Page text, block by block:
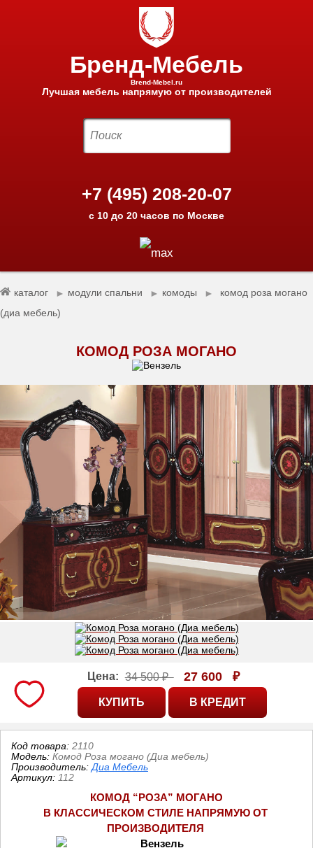
Бренд-Мебель
Brend-Mebel.ru
Лучшая мебель напрямую от производителей
+7 (495) 208-20-07
с 10 до 20 часов по Москве
каталог ► модули спальни ► комоды ►
комод роза могано
(диа мебель)
КОМОД РОЗА МОГАНО
Цена: 34 500 ₽ 27 600 ₽
Код товара: 2110
Модель: Комод Роза могано (Диа мебель)
Производитель:Диа Мебель
Артикул: 112
КОМОД “РОЗА” МОГАНО
В КЛАССИЧЕСКОМ СТИЛЕ НАПРЯМУЮ ОТ
ПРОИЗВОДИТЕЛЯ